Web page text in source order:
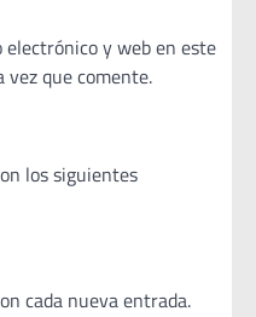
y web en este
vez que comente.
los siguientes
cada nueva entrada.